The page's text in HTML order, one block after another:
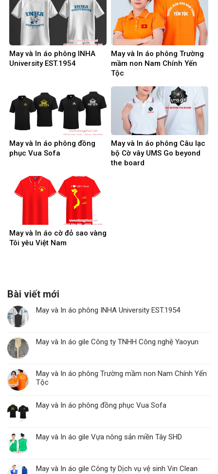
May và In áo phông INHA
University EST.1954
May và In áo phông Trường
mầm non Nam Chính Yến
Tộc
May và In áo phông đồng
phục Vua Sofa
May và In áo phông Câu lạc
bộ Cờ vây UMS Go beyond
the board
May và In áo cờ đỏ sao vàng
Tôi yêu Việt Nam
Bài viết mới
May và In áo phông INHA University EST.1954
May và In áo gile Công ty TNHH Công nghệ Yaoyun
May và In áo phông Trường mầm non Nam Chính Yến
Tộc
May và In áo phông đồng phục Vua Sofa
May và In áo gile Vựa nông sản miền Tây SHD
May và In áo gile Công ty Dịch vụ vệ sinh Vin Clean